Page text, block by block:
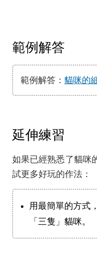
範例解答
範例解答： 貓咪的
延伸練習
如果已經熟悉了貓咪
試更多好玩的作法：
用最簡單的方式
「三隻」貓咪。